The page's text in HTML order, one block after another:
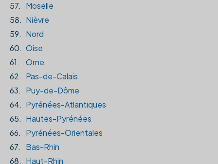
57.
Moselle
58. Nièvre
59. Nord
60. Oise
61.
Orne
62. Pas-de-Calais
63.
Puy-de-Dôme
64. Pyrénées-Atlantiques
65. Hautes-Pyrénées
66.
Pyrénées-Orientales
67.
Bas-Rhin
68. Haut-Rhin